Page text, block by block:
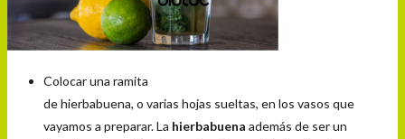
Colocar una ramita
dehierbabuena, o varias hojas sueltas, en los vasos que
vayamos a preparar. La hierbabuena además de ser un